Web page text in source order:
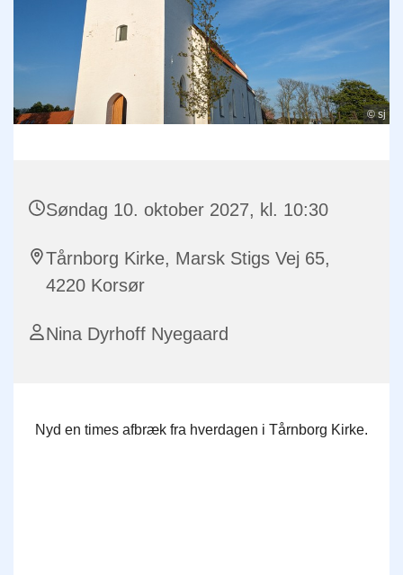
© sj
Søndag 10. oktober 2027, kl. 10:30
Tårnborg Kirke, Marsk Stigs Vej 65,
4220 Korsør
Nina Dyrhoff Nyegaard
Nyd en times afbræk fra hverdagen i Tårnborg Kirke.